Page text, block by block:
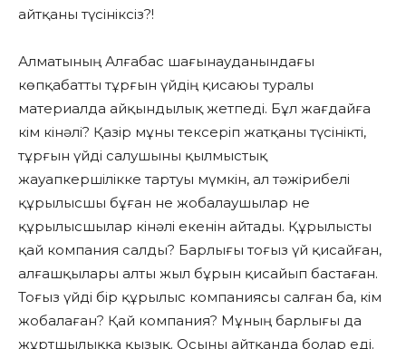
айтқаны түсініксіз?!
Алматының Алғабас шағынауданындағы
көпқабатты тұрғын үйдің қисаюы туралы
материалда айқындылық жетпеді. Бұл жағдайға
кім кінәлі? Қазір мұны тексеріп жатқаны түсінікті,
тұрғын үйді салушыны қылмыстық
жауапкершілікке тартуы мүмкін, ал тәжірибелі
құрылысшы бұған не жобалаушылар не
құрылысшылар кінәлі екенін айтады. Құрылысты
қай компания салды? Барлығы тоғыз үй қисайған,
алғашқылары алты жыл бұрын қисайып бастаған.
Тоғыз үйді бір құрылыс компаниясы салған ба, кім
жобалаған? Қай компания? Мұның барлығы да
жұртшылыққа қызық. Осыны айтқанда болар еді.